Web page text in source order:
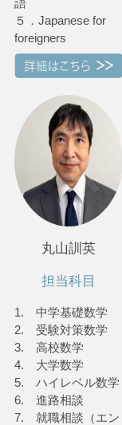
語
５．Japanese for
foreigners
丸山訓英
担当科目
1. 中学基礎数学
2. 受験対策数学
3. 高校数学
4. 大学数学
5. ハイレベル数学
6. 進路相談
7. 就職相談（エン